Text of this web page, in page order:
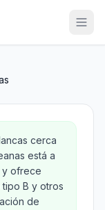
cerca
está a
y ofrece
B y otros
de